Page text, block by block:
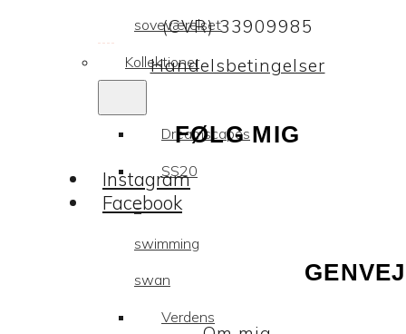
soveværelset
Kollektioner
Dreamscapes
SS20
–
swimming
swan
Verdens
(CVR) 33909985
Handelsbetingelser
FØLG MIG
Instagram
Facebook